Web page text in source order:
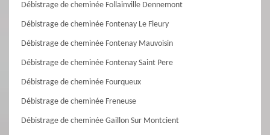
Débistrage de cheminée Follainville Dennemont
Débistrage de cheminée Fontenay Le Fleury
Débistrage de cheminée Fontenay Mauvoisin
Débistrage de cheminée Fontenay Saint Pere
Débistrage de cheminée Fourqueux
Débistrage de cheminée Freneuse
Débistrage de cheminée Gaillon Sur Montcient